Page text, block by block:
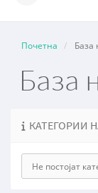
Почетна База
База
КАТЕГОРИИ